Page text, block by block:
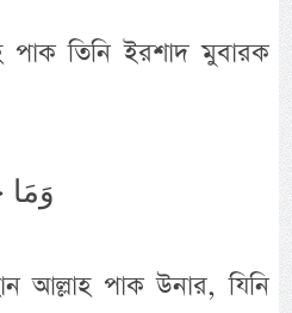
পাক তিনি ইরশাদ মুবারক
وَمَا
আল্লাহ পাক উনার, যিনি